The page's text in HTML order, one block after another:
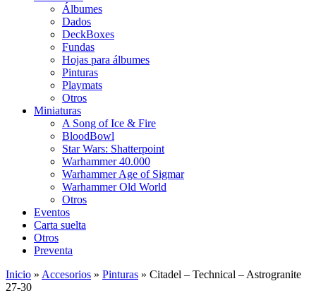
Álbumes
Dados
DeckBoxes
Fundas
Hojas para álbumes
Pinturas
Playmats
Otros
Miniaturas
A Song of Ice & Fire
BloodBowl
Star Wars: Shatterpoint
Warhammer 40.000
Warhammer Age of Sigmar
Warhammer Old World
Otros
Eventos
Carta suelta
Otros
Preventa
Inicio » Accesorios » Pinturas » Citadel – Technical – Astrogranite
27-30